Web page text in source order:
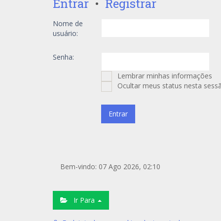
Entrar • Registrar
Nome de
usuário:
Senha:
Lembrar minhas informações
Ocultar meus status nesta
Bem-vindo: 07 Ago 2026, 02:10
Ir Para